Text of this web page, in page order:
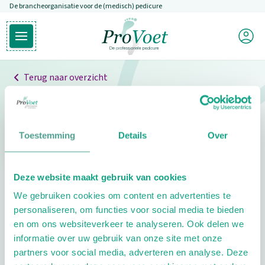
Toestemming Details Over
Deze website maakt gebruik van cookies
We gebruiken cookies om content en advertenties te
personaliseren, om functies voor social media te bieden
en om ons websiteverkeer te analyseren. Ook delen we
informatie over uw gebruik van onze site met onze
partners voor social media, adverteren en analyse. Deze
Overslaan en naar de inhoud gaan
De brancheorganisatie voor de (medisch) pedicure
Open hoofdmenu
Ga naar de homepagina
Mijn
Terug naar overzicht
Professionals
Pedicure niet gevonden
pedicure.